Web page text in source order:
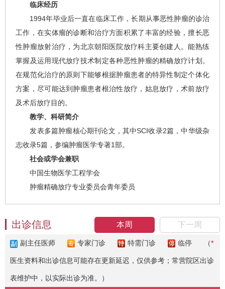
临床经历
1994年毕业后一直在临床工作，长期从事恶性肿瘤的诊治
工作，在实体瘤的诊断和治疗方面积累了丰富的经验，擅长恶
性肿瘤放射治疗，为北京朝阳医院放疗科主要创建人。能熟练
掌握及运用现代放疗技术制定各种恶性肿瘤的精确放疗计划。
在规范化治疗的原则下能够根据肿瘤患者的特异性制定个体化
方案，尽可能达到肿瘤患者根治性放疗，姑息放疗，术前放疗
及术后放疗目的。
教学、科研简介
发表多篇肿瘤核心期刊论文，其中SCI收录2篇，中华级杂
志收录5篇，参编肿瘤医学专著1部。
社会或学会兼职
中国生物医学工程学会
肿瘤精确放疗专业委员会青年委员
本周 下一周
出诊信息
副主任医师 专家门诊 特需门诊 临停 （*
医生资料和出诊信息可能存在更新延迟，仅供参考；常营院区出诊
表维护中，以实际出诊为准。）